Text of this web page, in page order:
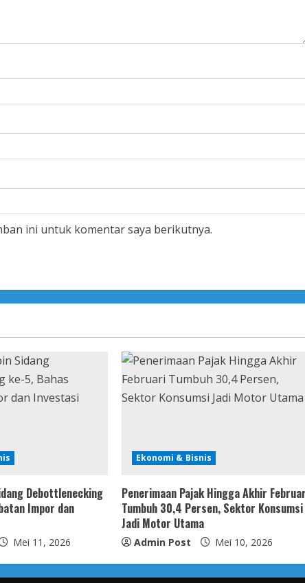
ini untuk komentar saya berikutnya.
Debottlenecking
Impor dan
Mei 11, 2026
Ekonomi & Bisnis
Penerimaan Pajak Hingga Akhir
Tumbuh 30,4 Persen, Sektor Konsumsi
Jadi Motor Utama
Admin Post Mei 10, 2026